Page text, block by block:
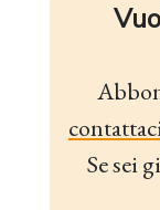
Se sei